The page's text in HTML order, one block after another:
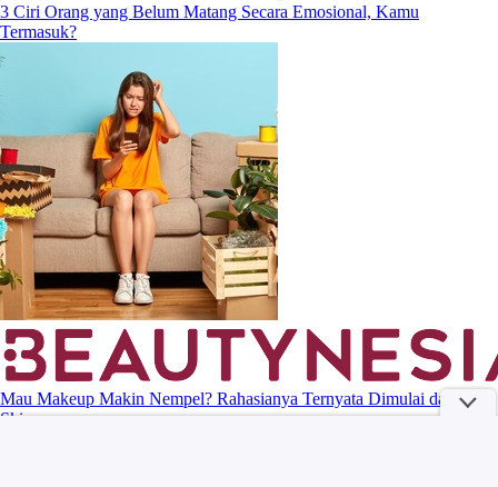
3 Ciri Orang yang Belum Matang Secara Emosional, Kamu
Termasuk?
Mau Makeup Makin Nempel? Rahasianya Ternyata Dimulai dari
Skincare